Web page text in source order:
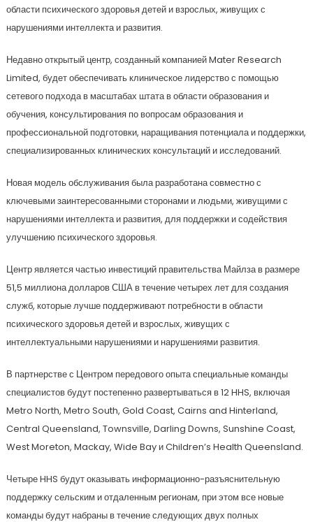
области психического здоровья детей и взрослых, живущих с
нарушениями интеллекта и развития.
Недавно открытый центр, созданный компанией Mater Research
Limited, будет обеспечивать клиническое лидерство с помощью
сетевого подхода в масштабах штата в области образования и
обучения, консультирования по вопросам образования и
профессиональной подготовки, наращивания потенциала и поддержки,
специализированных клинических консультаций и исследований.
Новая модель обслуживания была разработана совместно с
ключевыми заинтересованными сторонами и людьми, живущими с
нарушениями интеллекта и развития, для поддержки и содействия
улучшению психического здоровья.
Центр является частью инвестиций правительства Майлза в размере
51,5 миллиона долларов США в течение четырех лет для создания
служб, которые лучше поддерживают потребности в области
психического здоровья детей и взрослых, живущих с
интеллектуальными нарушениями и нарушениями развития.
В партнерстве с Центром передового опыта специальные команды
специалистов будут постепенно развертываться в 12 HHS, включая
Metro North, Metro South, Gold Coast, Cairns and Hinterland,
Central Queensland, Townsville, Darling Downs, Sunshine Coast,
West Moreton, Mackay, Wide Bay и Children’s Health Queensland.
Четыре HHS будут оказывать информационно-разъяснительную
поддержку сельским и отдаленным регионам, при этом все новые
команды будут набраны в течение следующих двух полных